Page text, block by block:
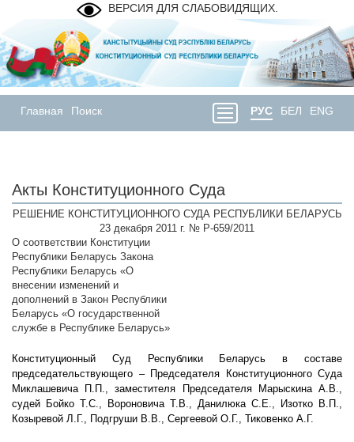
ВЕРСИЯ ДЛЯ СЛАБОВИДЯЩИХ.
Главная Поиск РУС БЕЛ ENG
Акты Конституционного Суда
РЕШЕНИЕ КОНСТИТУЦИОННОГО СУДА РЕСПУБЛИКИ БЕЛАРУСЬ
23 декабря 2011 г. № Р-659/2011
О соответствии Конституции
Республики Беларусь Закона
Республики Беларусь «О
внесении изменений и
дополнений в Закон Республики
Беларусь «О государственной
службе в Республике Беларусь»
Конституционный Суд Республики Беларусь в составе
председательствующего – Председателя Конституционного Суда
Миклашевича П.П., заместителя Председателя Марыскина А.В.,
судей Бойко Т.С., Вороновича Т.В., Данилюка С.Е., Изотко В.П.,
Козыревой Л.Г., Подгруши В.В., Сергеевой О.Г., Тиковенко А.Г.